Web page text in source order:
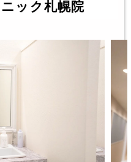
ック札幌院